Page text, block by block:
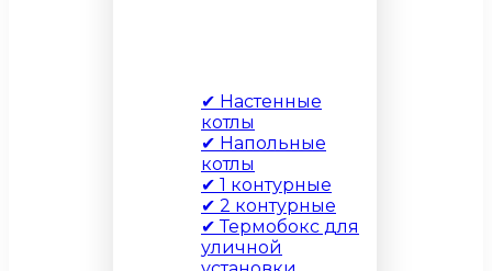
✔ Настенные
котлы
✔ Напольные
котлы
✔ 1 контурные
✔ 2 контурные
✔ Термобокс для
уличной